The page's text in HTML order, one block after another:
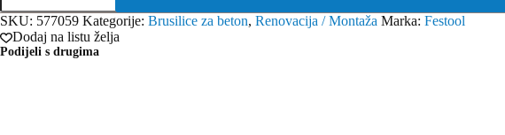
površinsku
restauraciju
RENOFIX
RG
SKU: 577059 Kategorije: Brusilice za beton, Renovacija / Montaža Marka: Festool
Dodaj na listu želja
Podijeli s drugima